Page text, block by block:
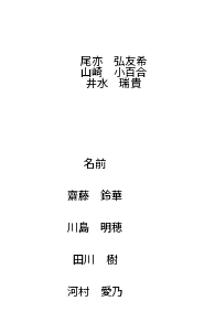
尾亦 弘友希
山崎 小百合
井水 瑞貴
名前
齋藤 鈴華
川島 明穂
田川 樹
河村 愛乃